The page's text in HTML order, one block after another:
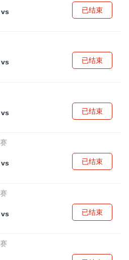
vs
已结束
vs
已结束
vs
已结束
vs
已结束
vs
已结束